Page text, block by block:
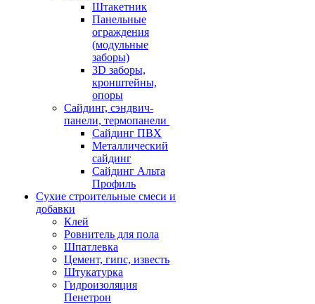
Штакетник
Панельные
ограждения
(модульные
заборы)
3D заборы,
кронштейны,
опоры
Cайдинг, сэндвич-
панели, термопанели
Сайдинг ПВХ
Металлический
сайдинг
Сайдинг Альта
Профиль
Сухие строительные смеси и
добавки
Клей
Ровнитель для пола
Шпатлевка
Цемент, гипс, известь
Штукатурка
Гидроизоляция
Пенетрон